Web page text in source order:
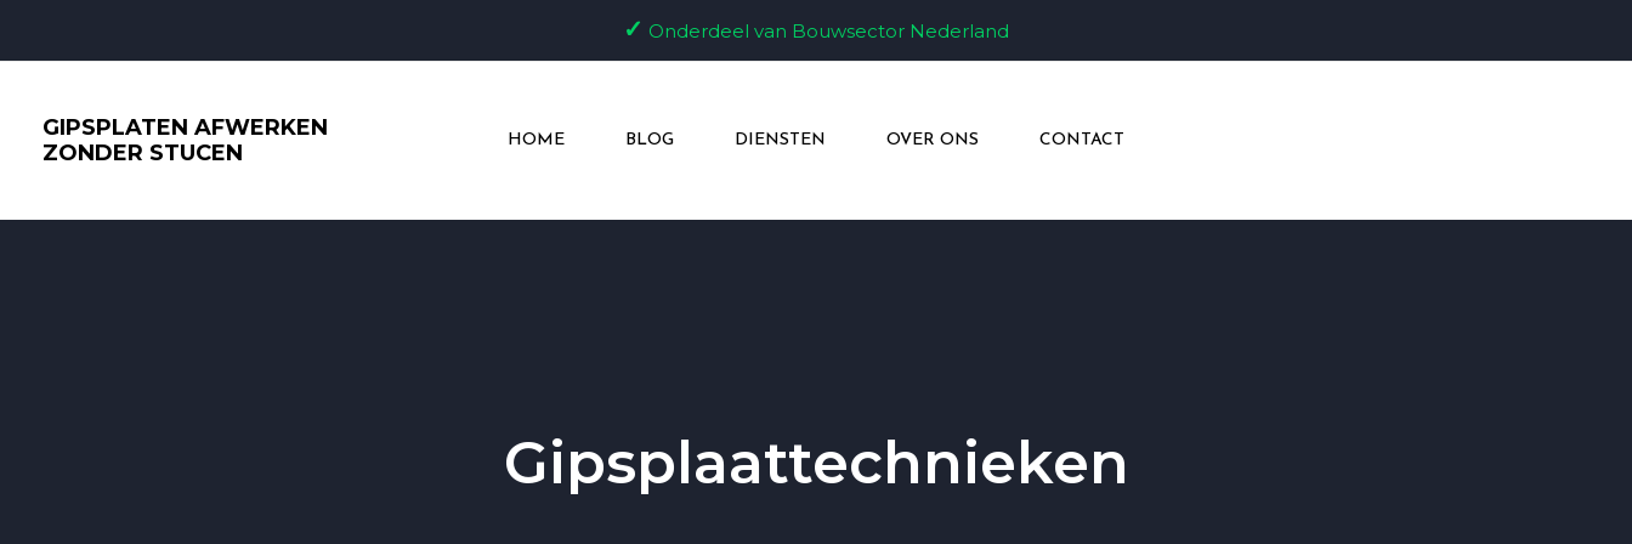
✓ Onderdeel van Bouwsector Nederland
GIPSPLATEN AFWERKEN
ZONDER STUCEN
HOME BLOG DIENSTEN OVER ONS CONTACT
Gipsplaattechnieken